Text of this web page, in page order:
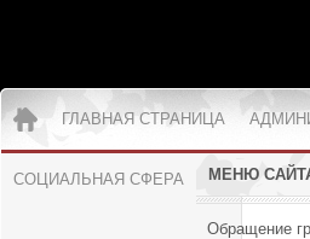
ГЛАВНАЯ СТРАНИЦА
СОЦИАЛЬНАЯ СФЕРА МЕНЮ
Обращение